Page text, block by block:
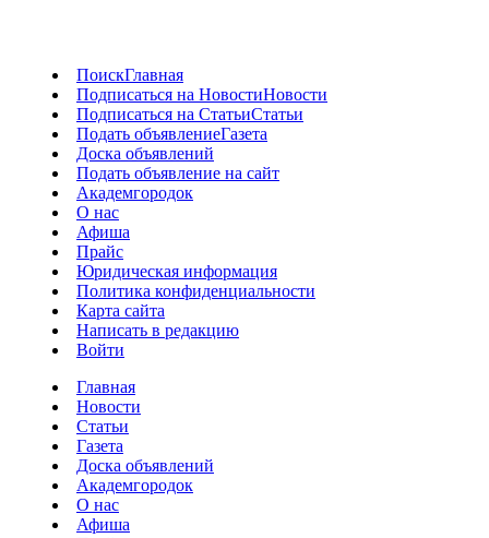
ПоискГлавная
Подписаться на НовостиНовости
Подписаться на СтатьиСтатьи
Подать объявлениеГазета
Доска объявлений
Подать объявление на сайт
Академгородок
О нас
Афиша
Прайс
Юридическая информация
Политика конфиденциальности
Карта сайта
Написать в редакцию
Войти
Главная
Новости
Статьи
Газета
Доска объявлений
Академгородок
О нас
Афиша